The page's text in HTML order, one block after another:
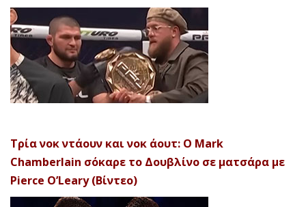
Τρία νοκ ντάουν και νοκ άουτ: Ο Mark
Chamberlain σόκαρε το Δουβλίνο σε ματσάρα με
Pierce O’Leary (Βίντεο)